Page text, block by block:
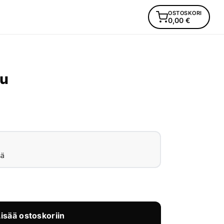
OSTOSKORI
0,00 €
ostoskoriin